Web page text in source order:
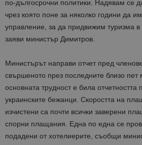
по-дългосрочни политики. Надявам се
чрез която поне за няколко години да
управление, за да придвижим туризма в
заяви министър Димитров.
Министърът направи отчет пред
свършеното през последните близо пет
основната трудност е била отчетността
украинските бежанци. Скоростта на
изчистени са почти всички заверени
спорни плащания. Една по една се
подадени от хотелиерите, съобщи